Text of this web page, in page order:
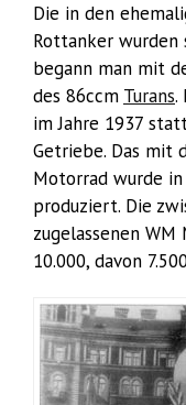
Die in den
Rottanker wurden
begann man mit
des 86ccm Turans.
im Jahre 1937
Getriebe. Das mit
Motorrad wurde
produziert. Die
zugelassenen
10.000, davon